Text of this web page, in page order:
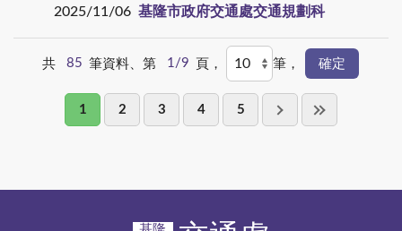
2025/11/06 基隆市政府交通處交通規劃科
共 85 筆資料、第 1/9 頁， 筆，
1 2 3 4 5